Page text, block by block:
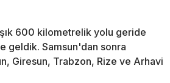
600 kilometrelik yolu geride
geldik. Samsun'dan sonra
Giresun, Trabzon, Rize ve Arhavi